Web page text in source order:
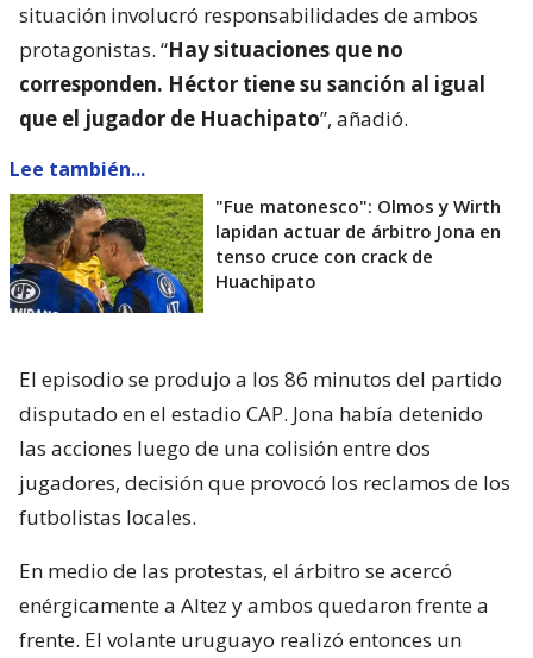
situación involucró responsabilidades de ambos
protagonistas. “Hay situaciones que no
corresponden. Héctor tiene su sanción al igual
que el jugador de Huachipato”, añadió.
Lee también...
"Fue matonesco": Olmos y Wirth
lapidan actuar de árbitro Jona en
tenso cruce con crack de
Huachipato
El episodio se produjo a los 86 minutos del partido
disputado en el estadio CAP. Jona había detenido
las acciones luego de una colisión entre dos
jugadores, decisión que provocó los reclamos de los
futbolistas locales.
En medio de las protestas, el árbitro se acercó
enérgicamente a Altez y ambos quedaron frente a
frente. El volante uruguayo realizó entonces un